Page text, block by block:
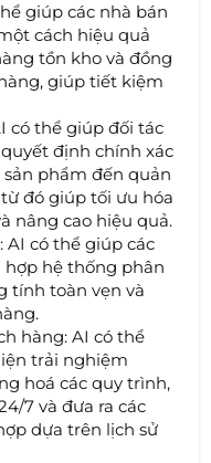
giúp các nhà bán
cách hiệu quả
tồn kho và đồng
giúp tiết kiệm
có thể giúp đối tác
định chính xác
phẩm đến quản
đó giúp tối ưu hóa
nâng cao hiệu quả.
AI có thể giúp các
hệ thống phân
tính toàn vẹn và
hàng: AI có thể
trải nghiệm
hoá các quy trình,
7 và đưa ra các
dựa trên lịch sử